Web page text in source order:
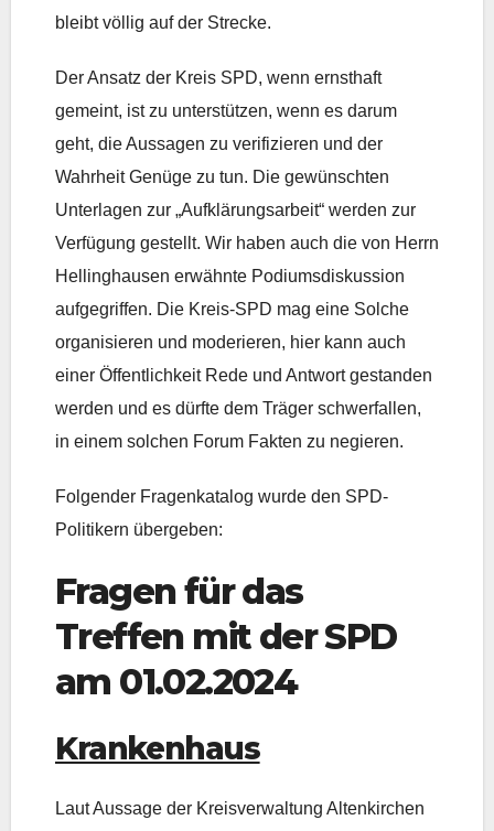
bleibt völlig auf der Strecke.
Der Ansatz der Kreis SPD, wenn ernsthaft
gemeint, ist zu unterstützen, wenn es darum
geht, die Aussagen zu verifizieren und der
Wahrheit Genüge zu tun. Die gewünschten
Unterlagen zur „Aufklärungsarbeit“ werden zur
Verfügung gestellt. Wir haben auch die von Herrn
Hellinghausen erwähnte Podiumsdiskussion
aufgegriffen. Die Kreis-SPD mag eine Solche
organisieren und moderieren, hier kann auch
einer Öffentlichkeit Rede und Antwort gestanden
werden und es dürfte dem Träger schwerfallen,
in einem solchen Forum Fakten zu negieren.
Folgender Fragenkatalog wurde den SPD-
Politikern übergeben:
Fragen für das
Treffen mit der SPD
am 01.02.2024
Krankenhaus
Laut Aussage der Kreisverwaltung Altenkirchen